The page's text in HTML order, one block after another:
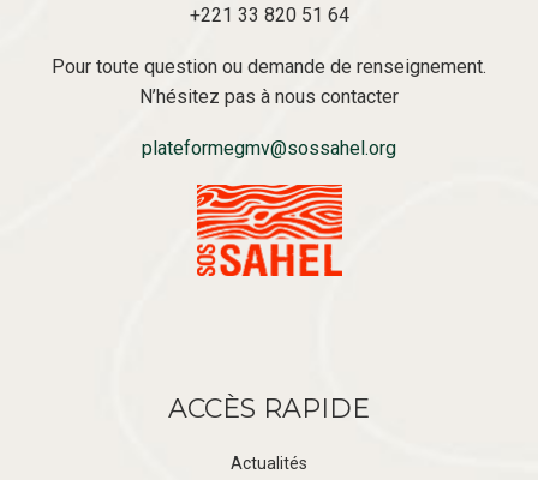
+221 33 820 51 64
Pour toute question ou demande de renseignement.
N’hésitez pas à nous contacter
plateformegmv@sossahel.org
ACCÈS RAPIDE
Actualités